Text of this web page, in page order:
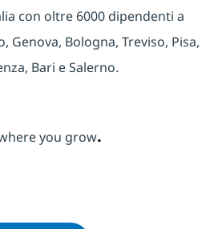
con oltre 6000 dipendenti a
Genova, Bologna, Treviso, Pisa,
Bari e Salerno.
you grow.